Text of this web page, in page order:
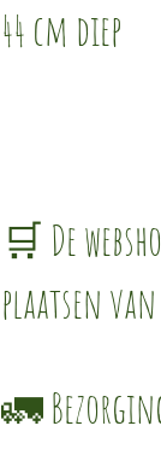
44 cm diep
🛒 De
plaatsen
🚛